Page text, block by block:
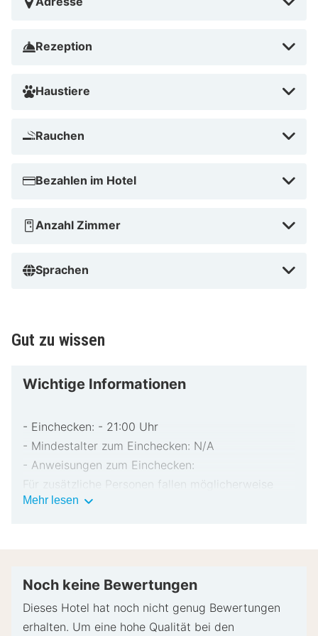
Valfagehrbahn und 5,1 km von Arlbergpass entfernt.
Skigebiet St. Christoph am Arlberg in der Nähe
Rezeption
Haustiere
Rauchen
Bezahlen im Hotel
Anzahl Zimmer
Sprachen
Gut zu wissen
Wichtige Informationen
- Einchecken: - 21:00 Uhr
- Mindestalter zum Einchecken: N/A
- Anweisungen zum Einchecken:
Für zusätzliche Personen fallen möglicherweise
Gebühren an, die abhängig von den Bestimmungen
bar für unvorhergesehene Aufwendungen verlangt.
versucht, Sonderwünschen entgegenzukommen,
Mehr lesen Wichtige
Noch keine Bewertungen
Dieses Hotel hat noch nicht genug Bewertungen
erhalten. Um eine hohe Qualität bei den